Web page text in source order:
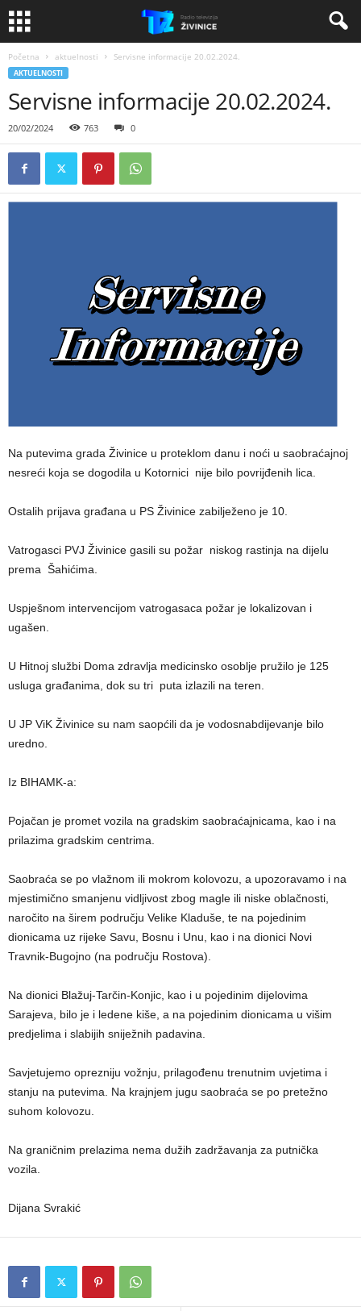
Početna aktuelnosti Servisne informacije 20.02.2024.
AKTUELNOSTI
Servisne informacije 20.02.2024.
20/02/2024 763 0
Na putevima grada Živinice u proteklom danu i noći u saobraćajnoj
nesreći koja se dogodila u Kotornici nije bilo povrijđenih lica.
Ostalih prijava građana u PS Živinice zabilježeno je 10.
Vatrogasci PVJ Živinice gasili su požar niskog rastinja na dijelu
prema Šahićima.
Uspješnom intervencijom vatrogasaca požar je lokalizovan i
ugašen.
U Hitnoj službi Doma zdravlja medicinsko osoblje pružilo je 125
usluga građanima, dok su tri puta izlazili na teren.
U JP ViK Živinice su nam saopćili da je vodosnabdijevanje bilo
uredno.
Iz BIHAMK-a:
Pojačan je promet vozila na gradskim saobraćajnicama, kao i na
prilazima gradskim centrima.
Saobraća se po vlažnom ili mokrom kolovozu, a upozoravamo i na
mjestimično smanjenu vidljivost zbog magle ili niske oblačnosti,
naročito na širem području Velike Kladuše, te na pojedinim
dionicama uz rijeke Savu, Bosnu i Unu, kao i na dionici Novi
Travnik-Bugojno (na području Rostova).
Na dionici Blažuj-Tarčin-Konjic, kao i u pojedinim dijelovima
Sarajeva, bilo je i ledene kiše, a na pojedinim dionicama u višim
predjelima i slabijih sniježnih padavina.
Savjetujemo oprezniju vožnju, prilagođenu trenutnim uvjetima i
stanju na putevima. Na krajnjem jugu saobraća se po pretežno
suhom kolovozu.
Na graničnim prelazima nema dužih zadržavanja za putnička
vozila.
Dijana Svrakić